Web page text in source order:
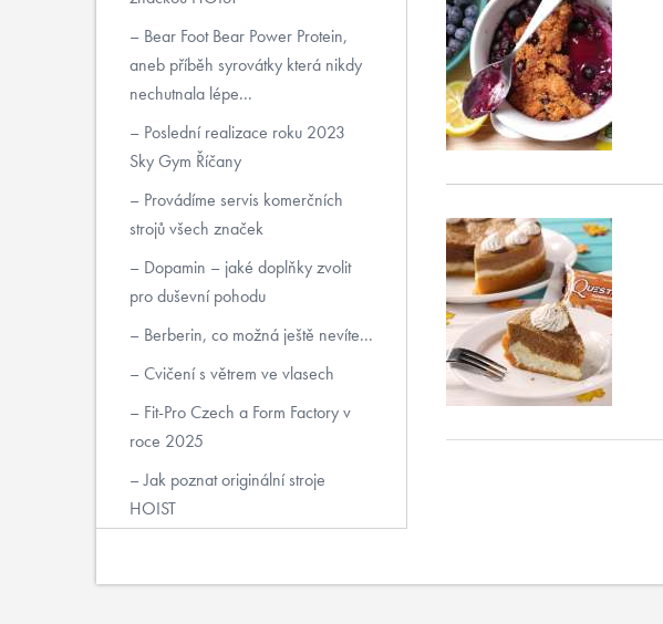
Bear Foot Bear Power Protein,
aneb příběh syrovátky která nikdy
nechutnala lépe...
Poslední realizace roku 2023
Sky Gym Říčany
Provádíme servis komerčních
strojů všech značek
Dopamin – jaké doplňky zvolit
pro duševní pohodu
Berberin, co možná ještě nevíte...
Cvičení s větrem ve vlasech
Fit-Pro Czech a Form Factory v
roce 2025
Jak poznat originální stroje
HOIST